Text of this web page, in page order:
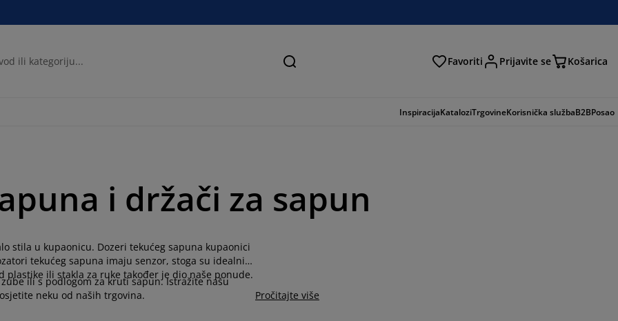
Pretraga Favoriti Prijavite se Košarica
InspiracijaKataloziTrgovineKorisnička službaB2BPosao
i držači za sapun
stila u kupaonicu. Dozeri tekućeg sapuna kupaonici
tekućeg sapuna imaju senzor, stoga su idealni
ili stakla za ruke također je dio naše ponude.
ili s podlogom za kruti sapun. Istražite našu
neku od naših trgovina.
Pročitajte više